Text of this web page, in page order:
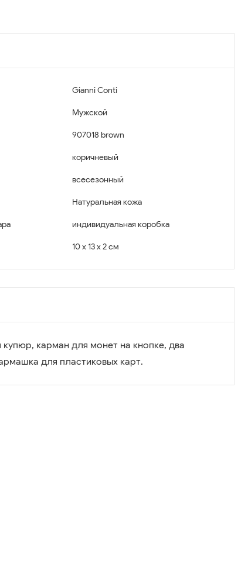
Gianni Conti
Мужской
907018 brown
коричневый
всесезонный
Натуральная кожа
индивидуальная коробка
10 x 13 x 2 см
карман для монет на кнопке, два
для пластиковых карт.